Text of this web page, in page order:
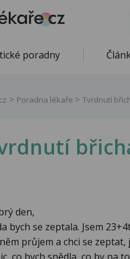
poradny
Poradna lékaře Tvrdnutí
den,
bych se zeptala. Jsem
průjem a chci se